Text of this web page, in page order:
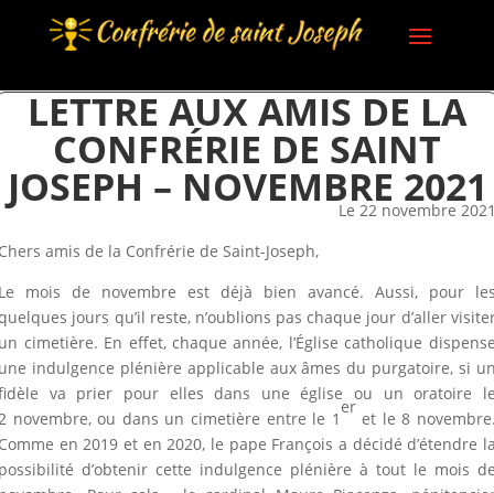
LETTRE AUX AMIS DE LA
CONFRÉRIE DE SAINT
JOSEPH – NOVEMBRE 2021
Le 22 novembre
amis de la Confrérie de Saint-Joseph,
mois de novembre est déjà bien avancé. Aussi, pour
jours qu’il reste, n’oublions pas chaque jour d’aller
cimetière. En effet, chaque année, l’Église catholique
indulgence plénière applicable aux âmes du purgatoire, si
va prier pour elles dans une église ou un oratoire
novembre, ou dans un cimetière entre le 1
er
et le 8
en 2019 et en 2020, le pape François a décidé d’étendre
d’obtenir cette indulgence plénière à tout le mois